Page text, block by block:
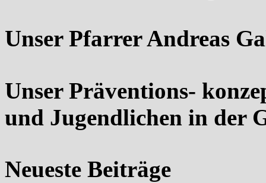
Unser Pfarrer Andreas
Unser Präventions-
und Jugendlichen in der
Neueste Beiträge